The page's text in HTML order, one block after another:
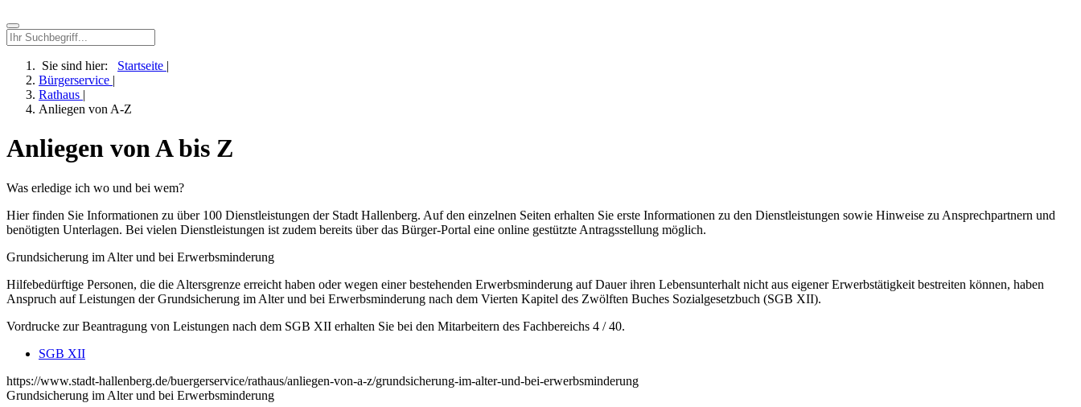
Sie sind hier: Startseite |
Bürgerservice |
Rathaus |
Anliegen von A-Z
Anliegen von A bis Z
Was erledige ich wo und bei wem?
Hier finden Sie Informationen zu über 100 Dienstleistungen der Stadt Hallenberg. Auf den einzelnen Seiten erhalten Sie erste Informationen zu den Dienstleistungen sowie Hinweise zu Ansprechpartnern und
benötigten Unterlagen. Bei vielen Dienstleistungen ist zudem bereits über das Bürger-Portal eine online gestützte Antragsstellung möglich.
Grundsicherung im Alter und bei Erwerbsminderung
Hilfebedürftige Personen, die die Altersgrenze erreicht haben oder wegen einer bestehenden Erwerbsminderung auf Dauer ihren Lebensunterhalt nicht aus eigener Erwerbstätigkeit bestreiten können, haben
Anspruch auf Leistungen der Grundsicherung im Alter und bei Erwerbsminderung nach dem Vierten Kapitel des Zwölften Buches Sozialgesetzbuch (SGB XII).
Vordrucke zur Beantragung von Leistungen nach dem SGB XII erhalten Sie bei den Mitarbeitern des Fachbereichs 4 / 40.
SGB XII
https://www.stadt-hallenberg.de/buergerservice/rathaus/anliegen-von-a-z/grundsicherung-im-alter-und-bei-erwerbsminderung
Grundsicherung im Alter und bei Erwerbsminderung